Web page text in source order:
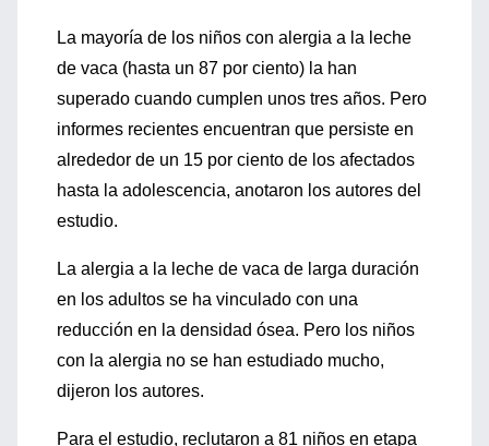
La mayoría de los niños con alergia a la leche
de vaca (hasta un 87 por ciento) la han
superado cuando cumplen unos tres años. Pero
informes recientes encuentran que persiste en
alrededor de un 15 por ciento de los afectados
hasta la adolescencia, anotaron los autores del
estudio.
La alergia a la leche de vaca de larga duración
en los adultos se ha vinculado con una
reducción en la densidad ósea. Pero los niños
con la alergia no se han estudiado mucho,
dijeron los autores.
Para el estudio, reclutaron a 81 niños en etapa